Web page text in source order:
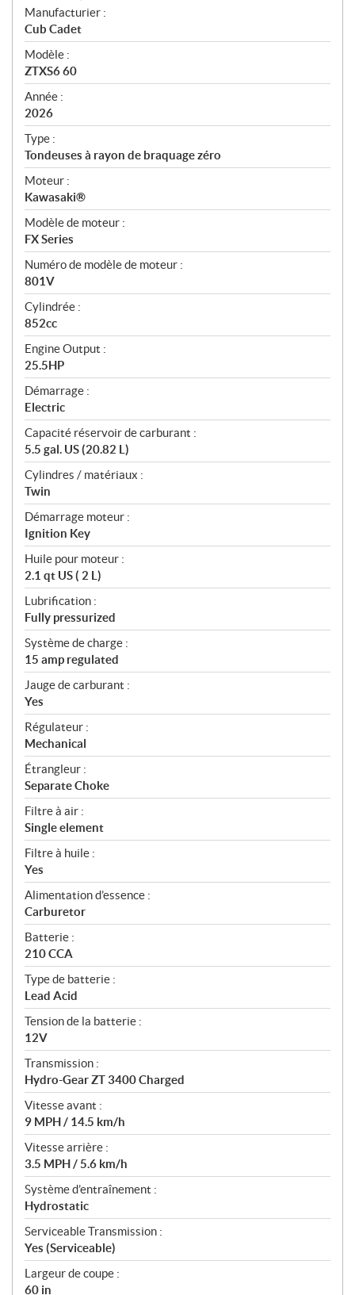
S
p
é
c
i
f
i
c
a
t
i
o
n
s
Manufacturier :
Cub Cadet
Modèle :
ZTXS6 60
Année :
2026
Type :
Tondeuses à rayon de braquage zéro
Moteur :
Kawasaki®
Modèle de moteur :
FX Series
Numéro de modèle de moteur :
801V
Cylindrée :
852cc
Engine Output :
25.5HP
Démarrage :
Electric
Capacité réservoir de carburant :
5.5 gal. US (20.82 L)
Cylindres / matériaux :
Twin
Démarrage moteur :
Ignition Key
Huile pour moteur :
2.1 qt US ( 2 L)
Lubrification :
Fully pressurized
Système de charge :
15 amp regulated
Jauge de carburant :
Yes
Régulateur :
Mechanical
Étrangleur :
Separate Choke
Filtre à air :
Single element
Filtre à huile :
Yes
Alimentation d’essence :
Carburetor
Batterie :
210 CCA
Type de batterie :
Lead Acid
Tension de la batterie :
12V
Transmission :
Hydro-Gear ZT 3400 Charged
Vitesse avant :
9 MPH / 14.5 km/h
Vitesse arrière :
3.5 MPH / 5.6 km/h
Système d’entraînement :
Hydrostatic
Serviceable Transmission :
Yes (Serviceable)
Largeur de coupe :
60 in